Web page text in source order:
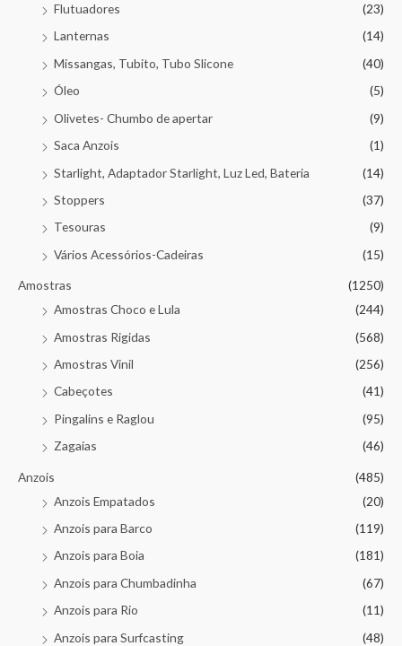
Flutuadores
(23)
Lanternas
(14)
Missangas, Tubito, Tubo Slicone
(40)
Óleo
(5)
Olivetes- Chumbo de apertar
(9)
Saca Anzois
(1)
Starlight, Adaptador Starlight, Luz Led, Bateria
(14)
Stoppers
(37)
Tesouras
(9)
Vários Acessórios-Cadeiras
(15)
Amostras
(1250)
Amostras Choco e Lula
(244)
Amostras Rigidas
(568)
Amostras Vinil
(256)
Cabeçotes
(41)
Pingalins e Raglou
(95)
Zagaias
(46)
Anzois
(485)
Anzois Empatados
(20)
Anzois para Barco
(119)
Anzois para Boia
(181)
Anzois para Chumbadinha
(67)
Anzois para Rio
(11)
Anzois para Surfcasting
(48)